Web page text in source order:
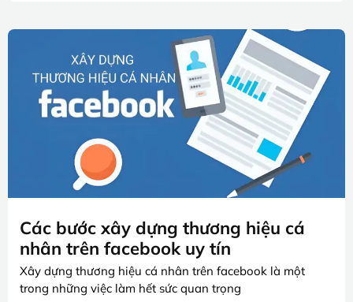
Các bước xây dựng thương hiệu cá
nhân trên facebook uy tín
Xây dựng thương hiệu cá nhân trên facebook là một
trong những việc làm hết sức quan trọng